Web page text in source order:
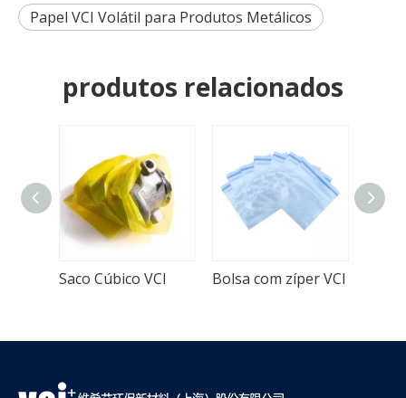
Papel VCI Volátil para Produtos Metálicos
produtos relacionados
Saco Cúbico VCI Bolsa com zíper VCI